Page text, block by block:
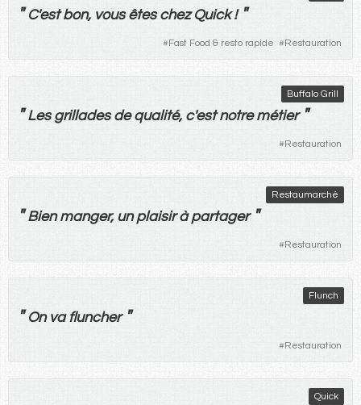
"C'est bon, vous êtes chezQuick ! "
#Fast Food & resto rapide #Restauration
Buffalo Grill
" Les grillades de qualité, c'est notre métier "
#Restauration
Restaumarché
" Bien manger, un plaisir à partager "
#Restauration
Flunch
" On va fluncher "
#Restauration
Quick